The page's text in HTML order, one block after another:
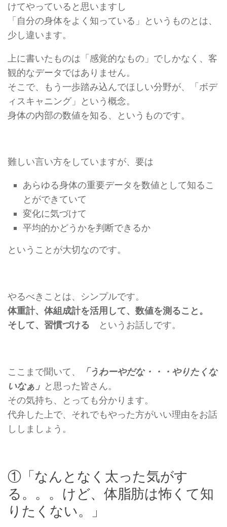
けてやっていると思いますし
「自分の身体をよく知っている」というものとは、
少し違います。
上に書いたものは「感覚的なもの」でしかなく、客
観的なデータではありません。
そこで、もう一歩踏み込んでほしい分野が、「ボデ
ィスキャニング」という概念。
身体の内部の数値を知る、というものです。
難しい言い方をしていますが、要は
あらゆる身体の重要データを数値として知るこ
とができていて
変化に気づけて
平均的かどうかを判断できるか
ということが大切なのです。
やるべきことは、シンプルです。
体重計、体組成計を活用して、数値を測ること。
そして、習慣づける というお話しです。
ここまで聞いて、
「うわーやだな・・・やりたくな
いなぁ」 と思った皆さん。
その気持ち、とっても分かります。
代弁した上で、それでもやった方がいい理由をお話
ししましょう。
①「なんとなく太った気がす
る。。。けど、体脂肪は怖くて知
りたくない。」